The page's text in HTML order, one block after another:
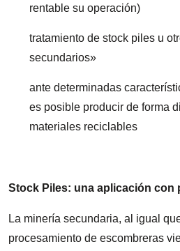
rentable su operación)
tratamiento de stock piles u
secundarios»
ante determinadas
es posible producir de forma
materiales reciclables
Stock Piles: una aplicación con
La minería secundaria, al igual
procesamiento de escombreras